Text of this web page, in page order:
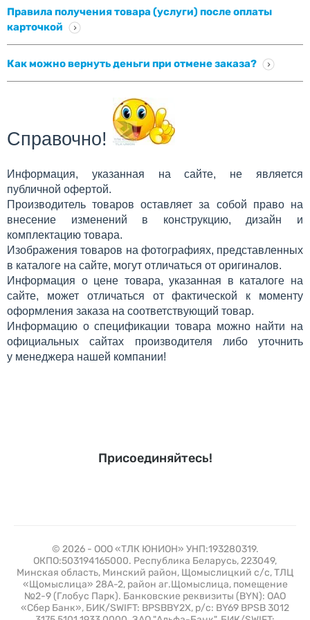
Правила получения товара (услуги) после оплаты
карточкой
Как можно вернуть деньги при отмене заказа?
Справочно!
Информация, указанная на сайте, не является
публичной офертой.
Производитель товаров оставляет за собой право на
внесение изменений в конструкцию, дизайн и
комплектацию товара.
Изображения товаров на фотографиях, представленных
в каталоге на сайте, могут отличаться от оригиналов.
Информация о цене товара, указанная в каталоге на
сайте, может отличаться от фактической к моменту
оформления заказа на соответствующий товар.
Информацию о спецификации товара можно найти на
официальных сайтах производителя либо уточнить
у менеджера нашей компании!
Присоединяйтесь!
© 2026 - ООО «ТЛК ЮНИОН» УНП:193280319.
ОКПО:503194165000. Республика Беларусь, 223049,
Минская область, Минский район, Щомыслицкий с/с, ТЛЦ
«Щомыслица» 28А-2, район аг.Щомыслица, помещение
№2-9 (Глобус Парк). Банковские реквизиты (BYN): ОАО
«Сбер Банк», БИК/SWIFT: BPSBBY2X, р/с: BY69 BPSB 3012